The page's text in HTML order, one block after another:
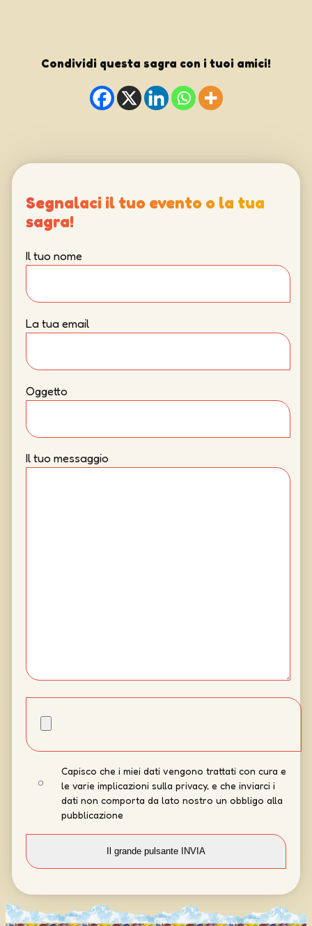
Condividi questa sagra con i tuoi amici!
Segnalaci il tuo evento o la tua
sagra!
Il tuo nome
La tua email
Oggetto
Il tuo messaggio
Capisco che i miei dati vengono trattati con cura e
le varie implicazioni sulla privacy, e che inviarci i
dati non comporta da lato nostro un obbligo alla
pubblicazione